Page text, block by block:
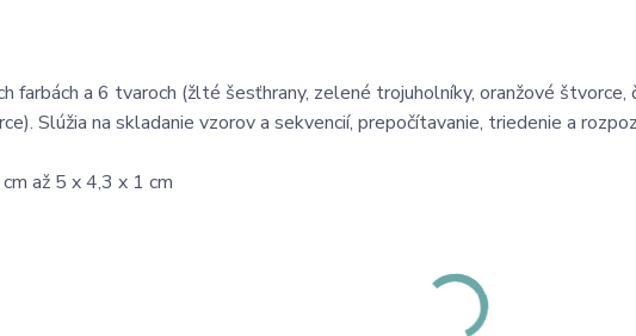
farbách a 6 tvaroch (žlté šesťhrany, zelené trojuholníky, oranžové štvorce,
Slúžia na skladanie vzorov a sekvencií, prepočítavanie, triedenie a
až 5 x 4,3 x 1 cm